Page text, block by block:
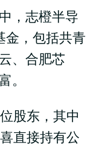
，志橙半导
金，包括共青
、合肥芯
。
股东，其中
直接持有公